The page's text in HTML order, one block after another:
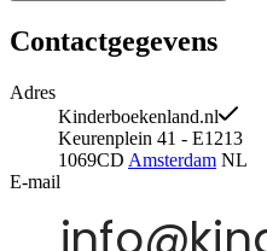
Contactgegevens
Adres
Kinderboekenland.nl
Keurenplein 41 - E1213
1069CD Amsterdam NL
E-mail